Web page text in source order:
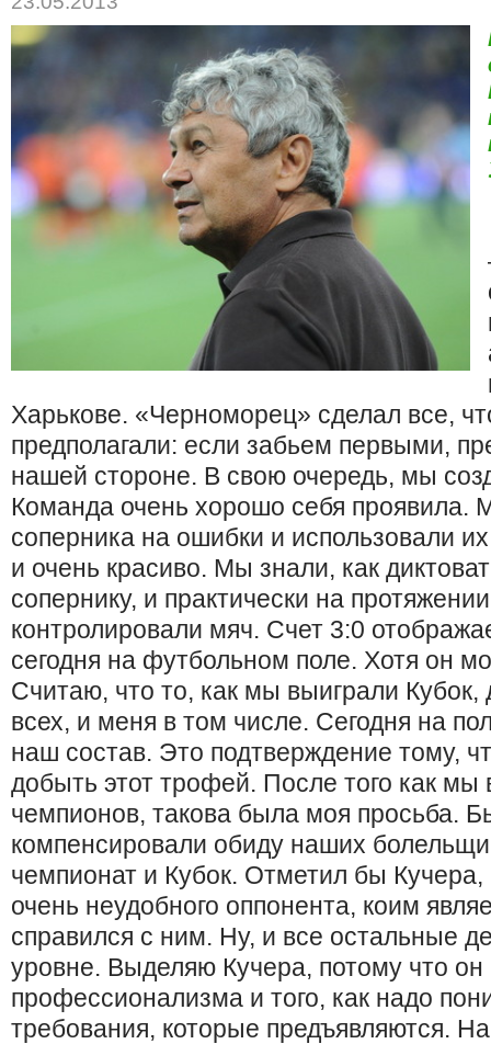
Харькове. «Черноморец» сделал все,
предполагали: если забьем первыми,
нашей стороне. В свою очередь, мы
Команда очень хорошо себя проявила.
соперника на ошибки и использовали
и очень красиво. Мы знали, как
сопернику, и практически на
контролировали мяч. Счет 3:0
сегодня на футбольном поле. Хотя он
Считаю, что то, как мы выиграли Кубок,
всех, и меня в том числе. Сегодня на
наш состав. Это подтверждение тому,
добыть этот трофей. После того как мы
чемпионов, такова была моя просьба.
компенсировали обиду наших
чемпионат и Кубок. Отметил бы Кучера,
очень неудобного оппонента, коим
справился с ним. Ну, и все остальные
уровне. Выделяю Кучера, потому что
профессионализма и того, как надо
требования, которые предъявляются.